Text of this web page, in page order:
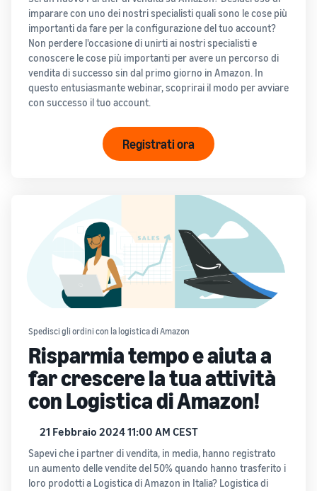
imparare con uno dei nostri specialisti quali sono le cose più
importanti da fare per la configurazione del tuo account?
Non perdere l'occasione di unirti ai nostri specialisti e
conoscere le cose più importanti per avere un percorso di
vendita di successo sin dal primo giorno in Amazon. In
questo entusiasmante webinar, scoprirai il modo per avviare
con successo il tuo account.
Registrati ora
Spedisci gli ordini con la logistica di Amazon
Risparmia tempo e aiuta a
far crescere la tua attività
con Logistica di Amazon!
21 Febbraio 2024 11:00 AM CEST
Sapevi che i partner di vendita, in media, hanno registrato
un aumento delle vendite del 50% quando hanno trasferito i
loro prodotti a Logistica di Amazon in Italia? Logistica di